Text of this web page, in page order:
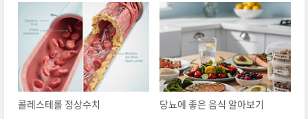
콜레스테롤 정상수치 당뇨에 좋은 음식 알아보기